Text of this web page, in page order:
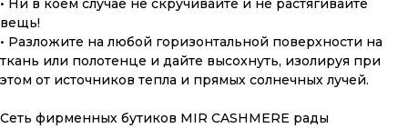
• Ни в коем случае не скручивайте и не растягивайте
вещь!
• Разложите на любой горизонтальной поверхности на
ткань или полотенце и дайте высохнуть, изолируя при
этом от источников тепла и прямых солнечных лучей.
Сеть фирменных бутиков MIR CASHMERE рады